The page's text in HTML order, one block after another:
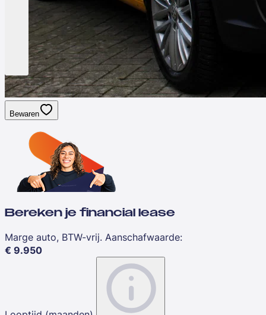
Bewaren
Bereken je financial lease
Marge auto, BTW-vrij. Aanschafwaarde:
€ 9.950